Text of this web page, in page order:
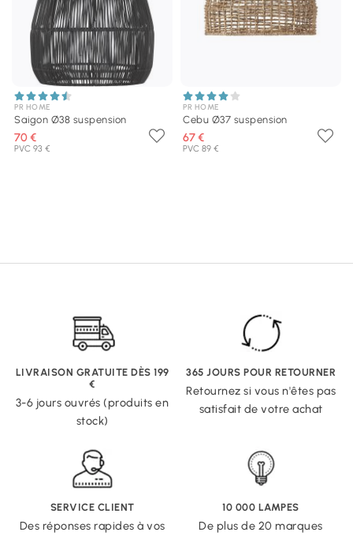
PR HOME
Saigon Ø38 suspension
70 €
PVC 93 €
PR HOME
Cebu Ø37 suspension
67 €
PVC 89 €
LIVRAISON GRATUITE DÈS 199
€
3-6 jours ouvrés (produits en
stock)
365 JOURS POUR RETOURNER
Retournez si vous n'êtes pas
satisfait de votre achat
SERVICE CLIENT
Des réponses rapides à vos
10 000 LAMPES
De plus de 20 marques